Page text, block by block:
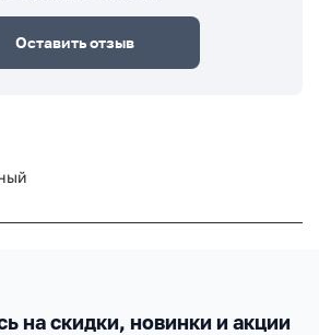
Оставить отзыв
на скидки, новинки и акции